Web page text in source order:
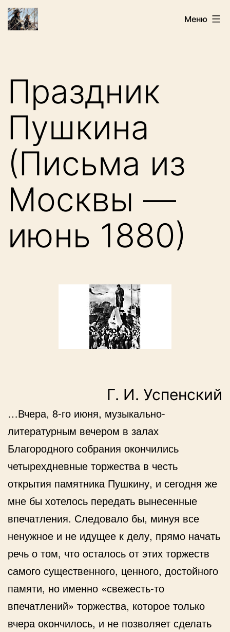
Перейти
Искатели Меню
Праздник
Пушкина
(Письма из
Москвы —
июнь 1880)
Г. И. Успенский
…Вчера, 8-го июня, музыкально-
литературным вечером в залах
Благородного собрания окончились
четырехдневные торжества в честь
открытия памятника Пушкину, и сегодня же
мне бы хотелось передать вынесенные
впечатления. Следовало бы, минуя все
ненужное и не идущее к делу, прямо начать
речь о том, что осталось от этих торжеств
самого существенного, ценного, достойного
памяти, но именно «свежесть-то
впечатлений» торжества, которое только
вчера окончилось, и не позволяет сделать